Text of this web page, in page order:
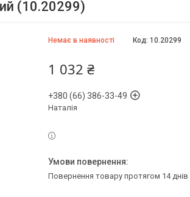
(10.20299)
Немає в наявності Код: 10.20299
1 032 ₴
+380 (66) 386-33-49
Наталія
повернення товару протягом 14 днів